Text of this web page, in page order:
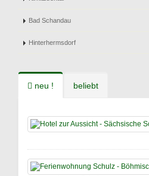
Bad Schandau
Hinterhermsdorf
neu ! beliebt